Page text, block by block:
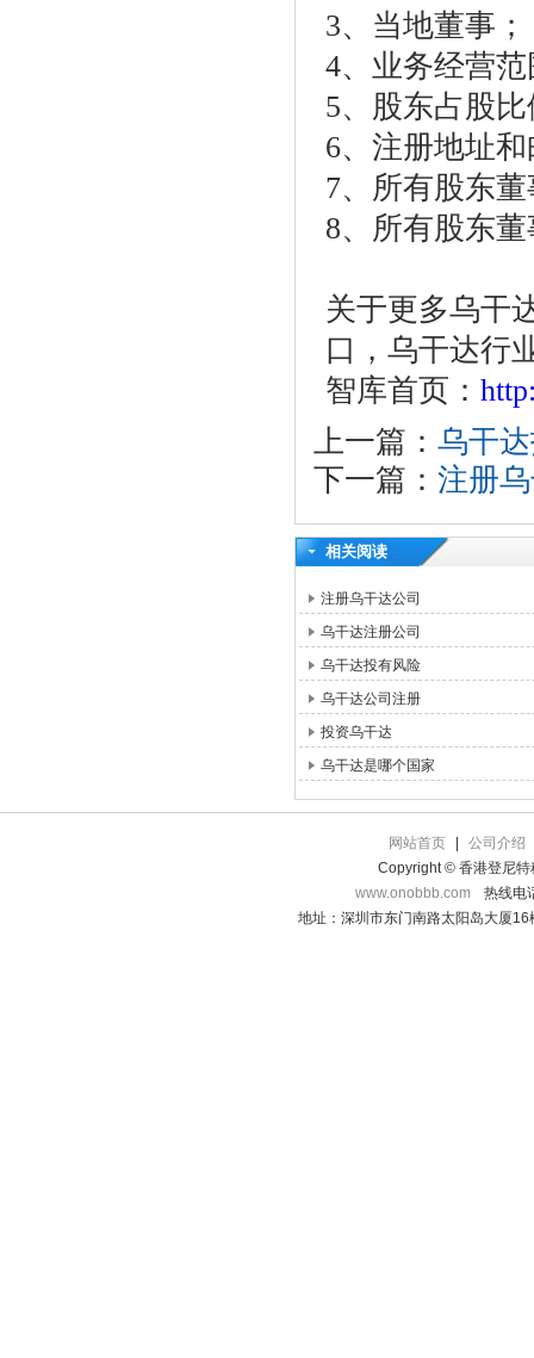
3、当地董事；
4、业务经营
5、股东占股
6、注册地址
7、所有股东
8、所有股东
关于更多乌干
口，乌干达行
智库首页：
上一篇： 乌干
下一篇： 注册
相关阅读
注册乌干达公司
乌干达注册公司
乌干达投有风险
乌干达公司注册
投资乌干达
乌干达是哪个国家
网站首页
公司介绍
Copyright © 香港登尼特
www.onobbb.com
热线电
地址：深圳市东门南路太阳岛大厦